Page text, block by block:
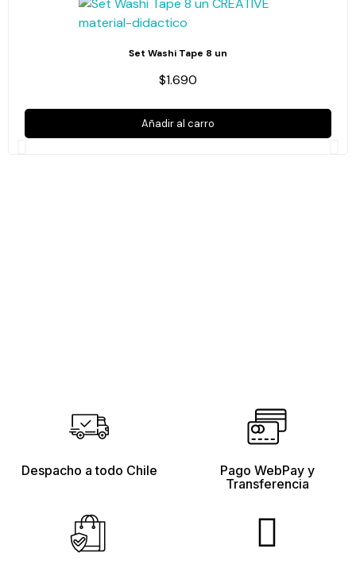
Set Washi Tape 8 un
$1.690
Añadir al carro
Despacho a todo Chile
Pago WebPay y
Transferencia